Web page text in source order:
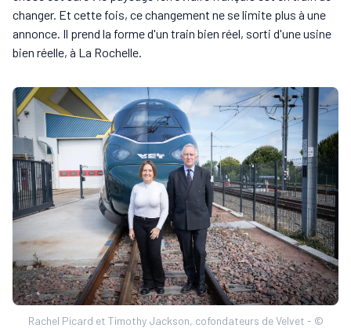
changer. Et cette fois, ce changement ne se limite plus à une
annonce. Il prend la forme d'un train bien réel, sorti d'une usine
bien réelle, à La Rochelle.
Rachel Picard et Timothy Jackson, cofondateurs de Velvet - ©